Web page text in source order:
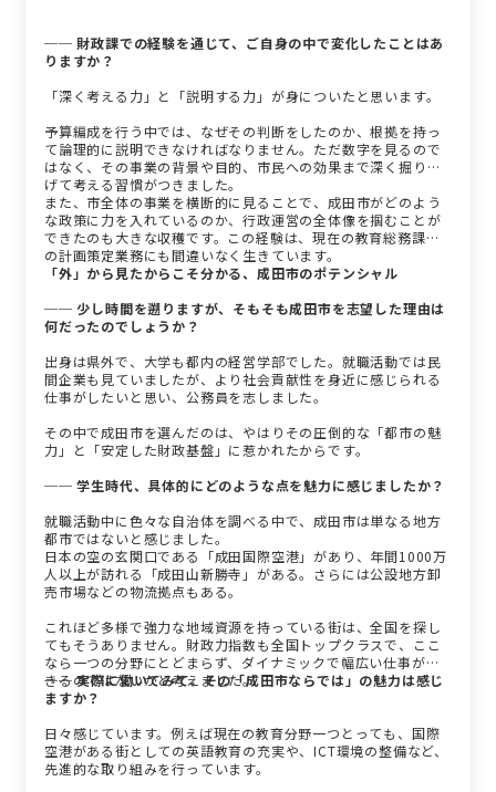
── 財政課での経験を通じて、ご自身の中で変化したことはあ
りますか？
「深く考える力」と「説明する力」が身についたと思います。
予算編成を行う中では、なぜその判断をしたのか、根拠を持っ
て論理的に説明できなければなりません。ただ数字を見るので
はなく、その事業の背景や目的、市民への効果まで深く掘り下
げて考える習慣がつきました。
また、市全体の事業を横断的に見ることで、成田市がどのよう
な政策に力を入れているのか、行政運営の全体像を掴むことが
できたのも大きな収穫です。この経験は、現在の教育総務課で
の計画策定業務にも間違いなく生きています。
「外」から見たからこそ分かる、成田市のポテンシャル
── 少し時間を遡りますが、そもそも成田市を志望した理由は
何だったのでしょうか？
出身は県外で、大学も都内の経営学部でした。就職活動では民
間企業も見ていましたが、より社会貢献性を身近に感じられる
仕事がしたいと思い、公務員を志しました。
その中で成田市を選んだのは、やはりその圧倒的な「都市の魅
力」と「安定した財政基盤」に惹かれたからです。
── 学生時代、具体的にどのような点を魅力に感じましたか？
就職活動中に色々な自治体を調べる中で、成田市は単なる地方
都市ではないと感じました。
日本の空の玄関口である「成田国際空港」があり、年間1000万
人以上が訪れる「成田山新勝寺」がある。さらには公設地方卸
売市場などの物流拠点もある。
これほど多様で強力な地域資源を持っている街は、全国を探し
てもそうありません。財政力指数も全国トップクラスで、ここ
なら一つの分野にとどまらず、ダイナミックで幅広い仕事がで
きるのではないかと考えました。
── 実際に働いてみて、その「成田市ならでは」の魅力は感じ
ますか？
日々感じています。例えば現在の教育分野一つとっても、国際
空港がある街としての英語教育の充実や、ICT環境の整備など、
先進的な取り組みを行っています。